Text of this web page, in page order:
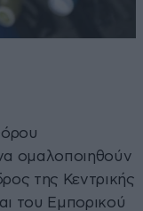
ομαλοποιηθούν
της Κεντρικής
του Εμπορικού